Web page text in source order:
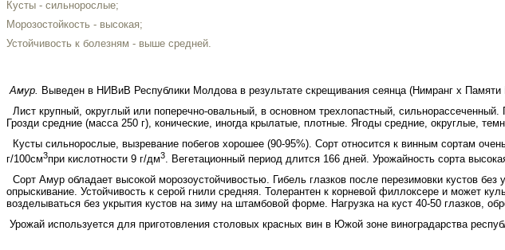
Кусты - сильнорослые;
Морозостойкость - высокая;
Устойчивость к болезням - выше средней.
Амур. Выведен в НИВиВ Республики Молдова в результате скрещивания сеянца (Нимранг х
Лист крупный, округлый или поперечно-овальный, в основном трехлопастный,
Грозди средние (масса 250 г), конические, иногда крылатые, плотные. Ягоды средние, округлые,
Кусты сильнорослые, вызревание побегов хорошее (90-95%). Сорт относится к винным сортам
г/100см3при кислотности 9 г/дм3
. Вегетационный период длится 166 дней. Урожайность сорта
Сорт Амур обладает высокой морозоустойчивостью. Гибель глаз­ков после перезимовки кустов
опрыскивание. Устойчивость к серой гнили средняя. Толерантен к корневой филлоксере и может
возделываться без укрытия кустов на зиму на штамбовой форме. Нагрузка на куст 40-50 глазков,
Урожай используется для приготовления столовых красных вин в Южой зоне виноградарства